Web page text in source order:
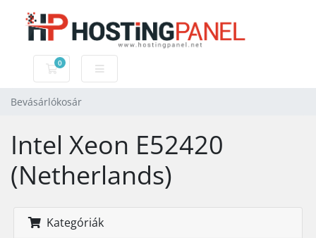
0
Bevásárlókosár
Bevásárlókosár
Intel Xeon E52420
(Netherlands)
Kategóriák